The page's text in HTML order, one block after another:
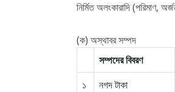
নির্মিত অলংকারাদি (পরিমাণ,
(ক) অস্থাবর সম্পদ
সম্পদের বিবরণ
১
নগদ টাকা